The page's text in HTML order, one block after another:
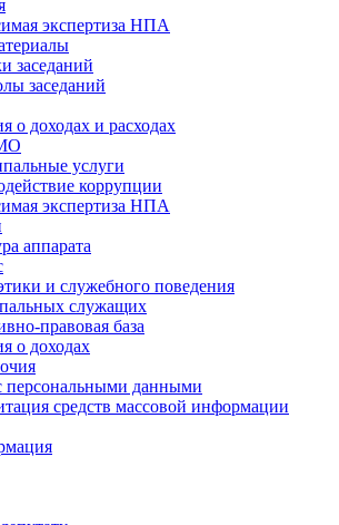
экспертиза НПА
заседаний
заседаний
о доходах и расходах
услуги
коррупции
экспертиза НПА
аппарата
и служебного поведения
служащих
правовая база
о доходах
персональными данными
средств массовой информации